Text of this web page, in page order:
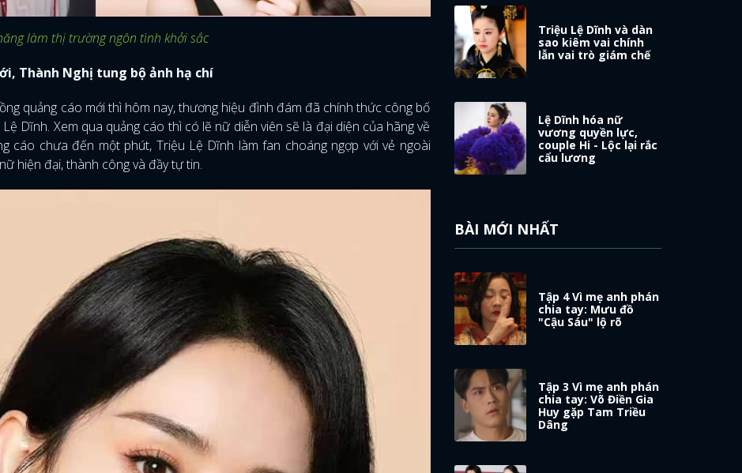
làm thị trường ngôn tình khởi sắc
Thành Nghị tung bộ ảnh hạ chí
quảng cáo mới thì hôm nay, thương hiệu đình đám đã chính thức công bố
Dĩnh. Xem qua quảng cáo thì có lẽ nữ diễn viên sẽ là đại diện của hãng về
cáo chưa đến một phút, Triệu Lệ Dĩnh làm fan choáng ngợp với vẻ ngoài
hiện đại, thành công và đầy tự tin.
Triệu Lệ Dĩnh và dàn
sao kiêm vai chính
lẫn vai trò giám chế
Lệ Dĩnh hóa nữ
vương quyền lực,
couple Hi - Lộc lại rắc
cẩu lương
BÀI MỚI NHẤT
Tập 4 Vì mẹ anh phán
chia tay: Mưu đồ
"Cậu Sáu" lộ rõ
Tập 3 Vì mẹ anh phán
chia tay: Võ Điền Gia
Huy gặp Tam Triều
Dâng